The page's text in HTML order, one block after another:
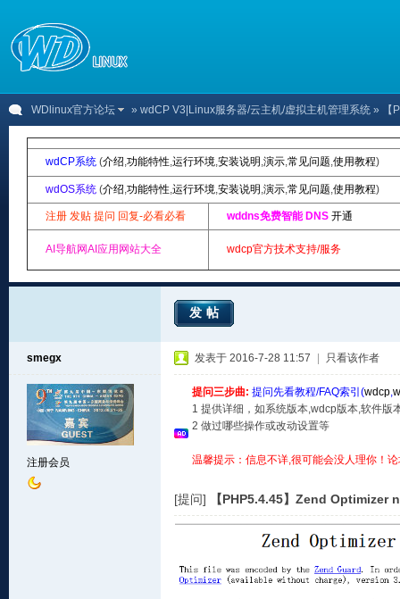
WDlinux官方论坛 » wdCP V3|Linux服务器/云主机/虚拟主机管理系统 » 【
wdCP系统 (介绍,功能特性,运行环境,安装说明 ,演示,常见问题,使用教程)
wdOS系统 (介绍,功能特性,运行环境,安装说明 ,演示,常见问题,使用教程)
注册 发贴 提问 回复-必看必看 wddns免费智能 DNS 开通
AI导航网AI应用网站大全 wdcp官方技术支持/服务
发帖
smegx
注册会员
发表于 2016-7-28 11:57 只看该作者
提问三步曲: 提问先看教程/FAQ索引(wdcp,
1 提供详细，如系统版本,wdcp版本,软件版
2 做过哪些操作或改动设置等
温馨提示：信息不详,很可能会没人理你！
[提问] 【PHP5.4.45】Zend Optimizer